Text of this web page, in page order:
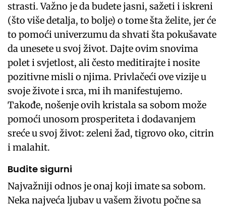
strasti. Važno je da budete jasni, sažeti i iskreni
(što više detalja, to bolje) o tome šta želite, jer će
to pomoći univerzumu da shvati šta pokušavate
da unesete u svoj život. Dajte ovim snovima
polet i svjetlost, ali često meditirajte i nosite
pozitivne misli o njima. Privlačeći ove vizije u
svoje živote i srca, mi ih manifestujemo.
Takođe, nošenje ovih kristala sa sobom može
pomoći unosom prosperiteta i dodavanjem
sreće u svoj život: zeleni žad, tigrovo oko, citrin
i malahit.
Budite sigurni
Najvažniji odnos je onaj koji imate sa sobom.
Neka najveća ljubav u vašem životu počne sa